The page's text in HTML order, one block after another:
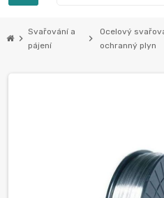
chevron_right
Svařování a
pájení
chevron_right
Ocelový
ochranný plyn